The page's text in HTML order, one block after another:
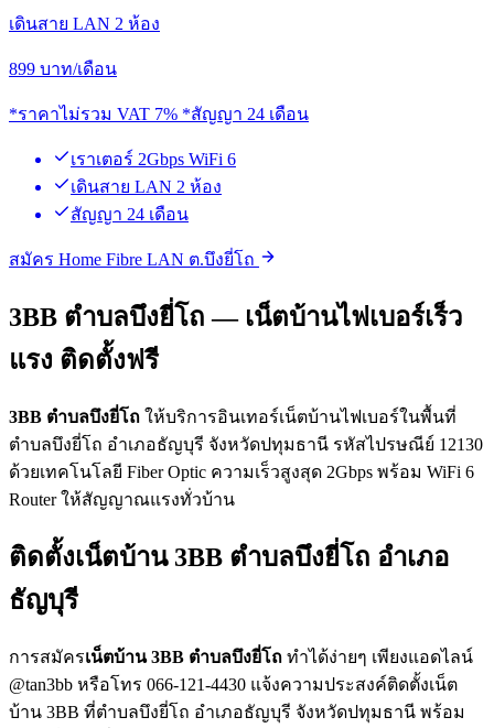
เดินสาย LAN 2 ห้อง
899 บาท/เดือน
*ราคาไม่รวม VAT 7% *สัญญา 24 เดือน
เราเตอร์ 2Gbps WiFi 6
เดินสาย LAN 2 ห้อง
สัญญา 24 เดือน
สมัคร Home Fibre LAN ต.บึงยี่โถ
3BB ตำบลบึงยี่โถ — เน็ตบ้านไฟเบอร์เร็ว
แรง ติดตั้งฟรี
3BB ตำบลบึงยี่โถ ให้บริการอินเทอร์เน็ตบ้านไฟเบอร์ในพื้นที่
ตำบลบึงยี่โถ อำเภอธัญบุรี จังหวัดปทุมธานี รหัสไปรษณีย์ 12130
ด้วยเทคโนโลยี Fiber Optic ความเร็วสูงสุด 2Gbps พร้อม WiFi 6
Router ให้สัญญาณแรงทั่วบ้าน
ติดตั้งเน็ตบ้าน 3BB ตำบลบึงยี่โถ อำเภอ
ธัญบุรี
การสมัครเน็ตบ้าน 3BB ตำบลบึงยี่โถ ทำได้ง่ายๆ เพียงแอดไลน์
@tan3bb หรือโทร 066-121-4430 แจ้งความประสงค์ติดตั้งเน็ต
บ้าน 3BB ที่ตำบลบึงยี่โถ อำเภอธัญบุรี จังหวัดปทุมธานี พร้อม